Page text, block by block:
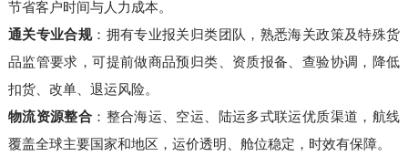
节省客户时间与人力成本。
通关专业合规：拥有专业报关归类团队，熟悉海关政策及特殊货
品监管要求，可提前做商品预归类、资质报备、查验协调，降低
扣货、改单、退运风险。
物流资源整合 ：整合海运、空运、陆运多式联运优质渠道，航线
覆盖全球主要国家和地区，运价透明、舱位稳定，时效有保障。